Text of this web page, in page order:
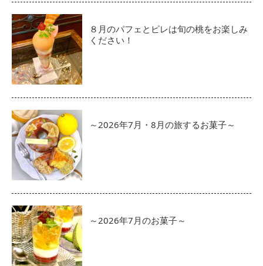
８月のパフェとピレは旬の桃をお楽しみ
ください！
～2026年7月・8月の旅するお菓子～
～2026年7月のお菓子～